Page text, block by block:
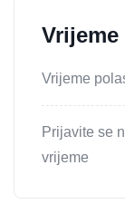
Vrijeme
Prijavite se
vrijeme